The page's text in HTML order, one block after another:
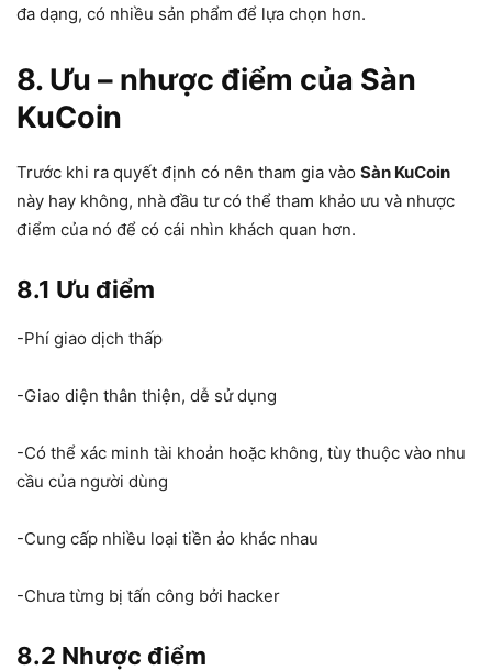
đa dạng, có nhiều sản phẩm để lựa chọn hơn.
8. Ưu – nhược điểm của Sàn
KuCoin
Trước khi ra quyết định có nên tham gia vào Sàn KuCoin
này hay không, nhà đầu tư có thể tham khảo ưu và nhược
điểm của nó để có cái nhìn khách quan hơn.
8.1 Ưu điểm
-Phí giao dịch thấp
-Giao diện thân thiện, dễ sử dụng
-Có thể xác minh tài khoản hoặc không, tùy thuộc vào nhu
cầu của người dùng
-Cung cấp nhiều loại tiền ảo khác nhau
-Chưa từng bị tấn công bởi hacker
8.2 Nhược điểm